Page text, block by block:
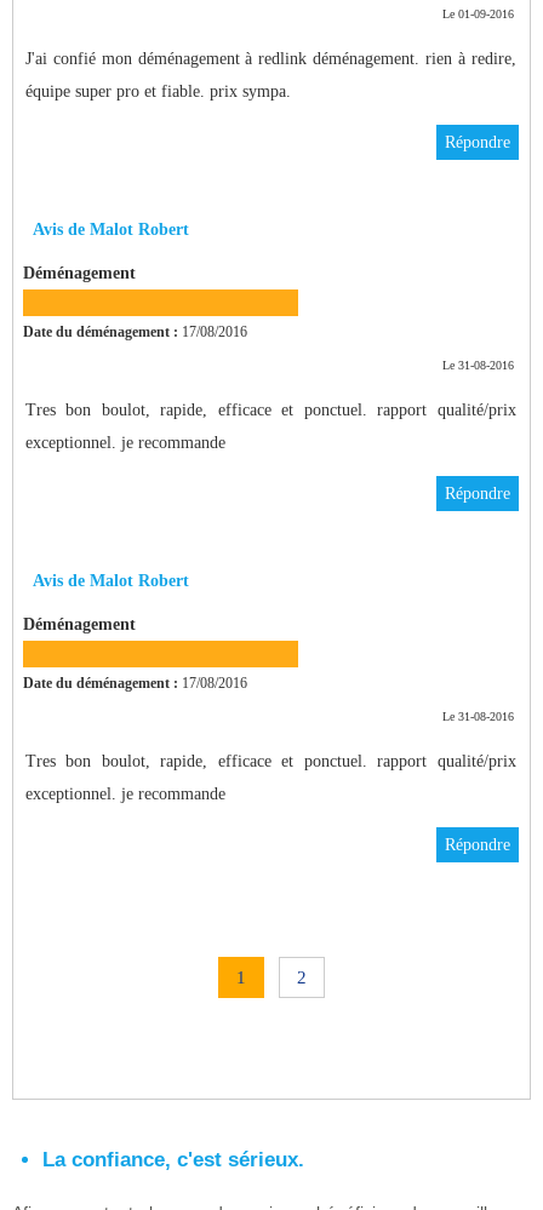
Le 01-09-2016
J'ai confié mon déménagement à redlink déménagement. rien à redire,
équipe super pro et fiable. prix sympa.
Répondre
Avis de Malot Robert
Déménagement
Date du déménagement : 17/08/2016
Le 31-08-2016
Tres bon boulot, rapide, efficace et ponctuel. rapport qualité/prix
exceptionnel. je recommande
Répondre
Avis de Malot Robert
Déménagement
Date du déménagement : 17/08/2016
Le 31-08-2016
Tres bon boulot, rapide, efficace et ponctuel. rapport qualité/prix
exceptionnel. je recommande
Répondre
1 2
La confiance, c'est sérieux.